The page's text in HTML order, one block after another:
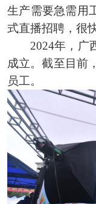
生产需要急需用
式直播招聘，很
2024年，广
成立。截至目前
员工。